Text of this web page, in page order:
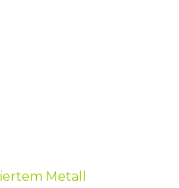
Metall